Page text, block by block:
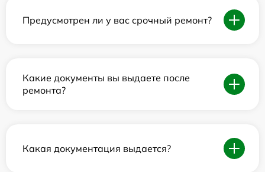
Предусмотрен ли у вас срочный ремонт?
Какие документы вы выдаете после
ремонта?
Какая документация выдается?